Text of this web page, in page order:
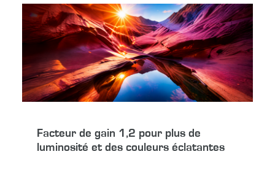
Facteur de gain 1,2 pour plus de
luminosité et des couleurs éclatantes